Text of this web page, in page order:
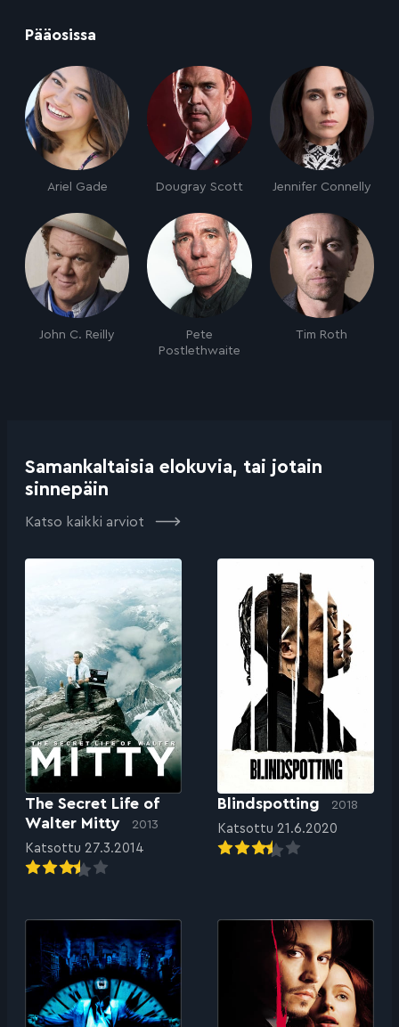
Pääosissa
Ariel Gade Dougray Scott Jennifer Connelly
John C. Reilly
Pete
Postlethwaite
Tim Roth
Samankaltaisia elokuvia, tai jotain
sinnepäin
Katso kaikki arviot
The Secret Life of
Walter Mitty
2013
Katsottu 27.3.2014
Blindspotting 2018
Katsottu 21.6.2020